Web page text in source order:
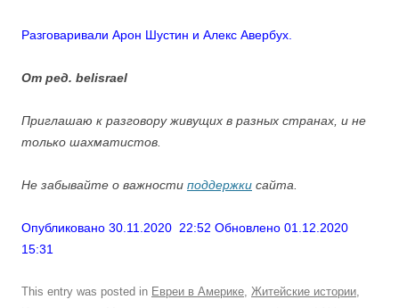
Разговаривали Арон Шустин и Алекс Авербух.
От ред. belisrael
Приглашаю к разговору живущих в разных странах, и не
только шахматистов.
Не забывайте о важности поддержки сайта.
Опубликовано 30.11.2020 22:52 Обновлено 01.12.2020
15:31
This entry was posted in Евреи в Америке, Житейские истории,